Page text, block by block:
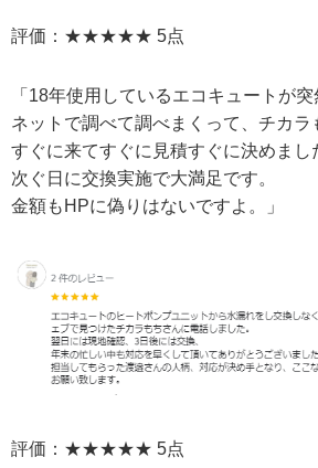
評価：★★★★★ 5点
「18年使用しているエコキュートが突
ネットで調べて調べまくって、チカラ
すぐに来てすぐに見積すぐに決めまし
次ぐ日に交換実施で大満足です。
金額もHPに偽りはないですよ。」
評価：★★★★★ 5点